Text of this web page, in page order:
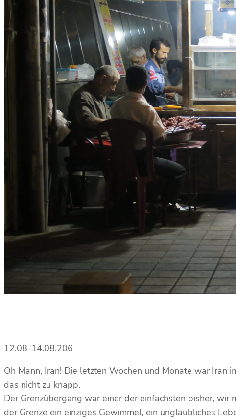
12.08-14.08.206
Oh Mann, Iran! Die letzten Wochen und Monate war Iran
das nicht zu knapp.
Der Grenzübergang war einer der einfachsten bisher, wir
der Grenze ein einziges Gewimmel, ein unglaubliches